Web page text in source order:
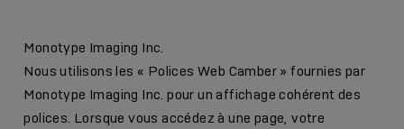
Monotype Imaging Inc.
Nous utilisons les « Polices Web Camber » fournies par
Monotype Imaging Inc. pour un affichage cohérent des
polices. Lorsque vous accédez à une page, votre